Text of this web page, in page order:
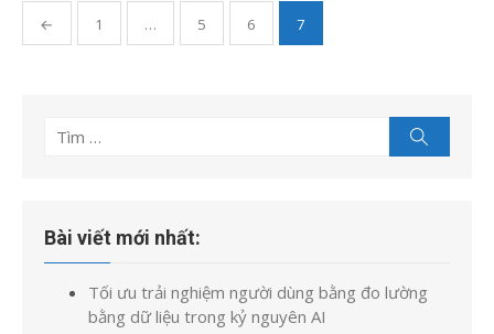
Phân
trang
← 1 … 5 6 7
Tìm
kiếm
Bài viết mới nhất:
Tối ưu trải nghiệm người dùng bằng đo lường
bằng dữ liệu trong kỷ nguyên AI